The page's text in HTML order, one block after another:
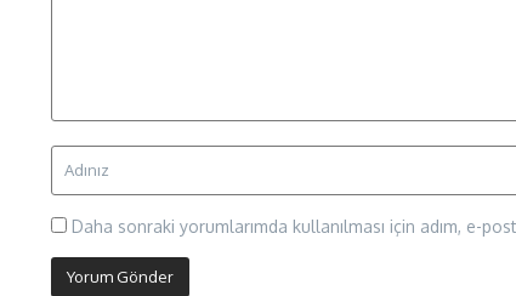
Daha sonraki yorumlarımda kullanılması için adım, e-